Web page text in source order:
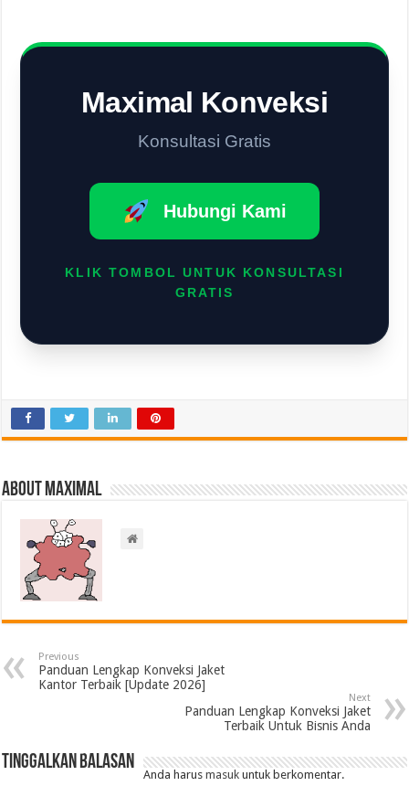
Maximal Konveksi
Konsultasi Gratis
Hubungi Kami
KLIK TOMBOL UNTUK KONSULTASI
GRATIS
About Maximal
Previous
Panduan Lengkap Konveksi Jaket
Kantor Terbaik [Update 2026]
Next
Panduan Lengkap Konveksi Jaket
Terbaik Untuk Bisnis Anda
Tinggalkan Balasan
Anda harusmasuk untuk berkomentar.